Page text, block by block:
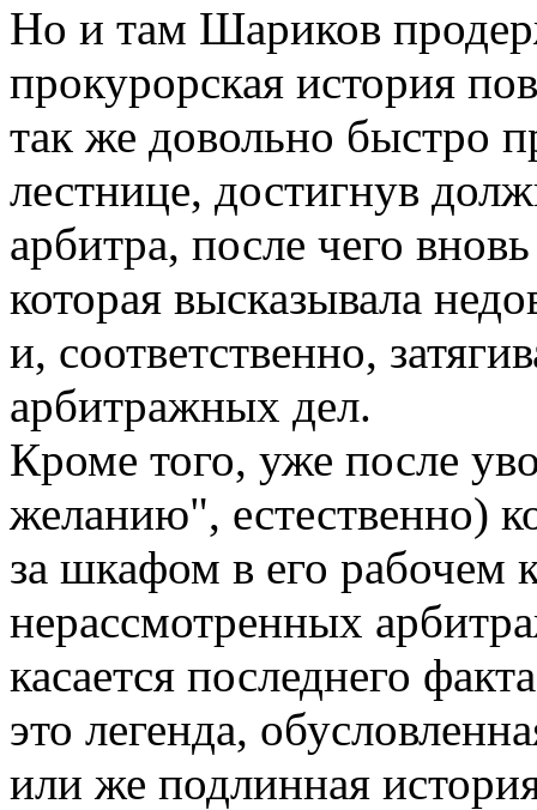
Но и там Шариков
прокурорская история
так же довольно быстро
лестнице, достигнув
арбитра, после чего
которая высказывала
и, соответственно,
арбитражных дел.
Кроме того, уже после
желанию", естественно)
за шкафом в его рабочем
нерассмотренных
касается последнего
это легенда,
или же подлинная